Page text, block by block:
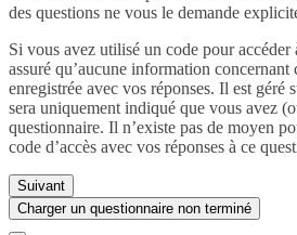
des questions ne vous le demande
Si vous avez utilisé un code pour accéder
assuré qu’aucune information concernant
enregistrée avec vos réponses. Il est géré
sera uniquement indiqué que vous avez
questionnaire. Il n’existe pas de moyen
code d’accès avec vos réponses à ce
Suivant
Charger un questionnaire non terminé